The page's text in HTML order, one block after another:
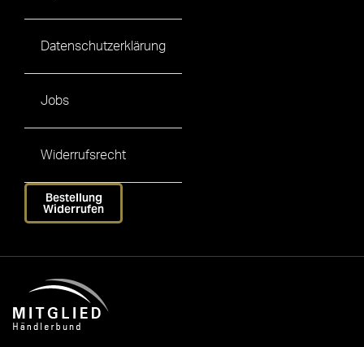
Datenschutzerklärung
Jobs
Widerrufsrecht
Bestellung
Widerrufen